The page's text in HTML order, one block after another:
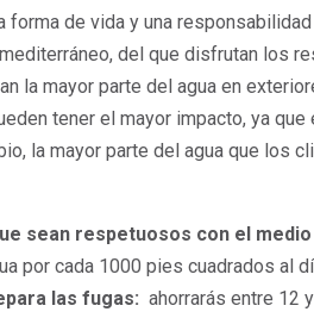
forma de vida y una
del que disfrutan los
la mayor parte del agua en
tener el mayor impacto, ya
la mayor parte del agua que los
sean respetuosos con el
por cada 1000 pies cuadrados al
las fugas: ahorrarás entre 12